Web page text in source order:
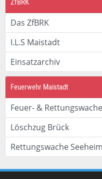
ZfBRK
Das ZfBRK
I.L.S Maistadt
Einsatzarchiv
Feuerwehr Maistadt
Feuer- & Rettungswache
Löschzug Brück
Rettungswache Seeheim